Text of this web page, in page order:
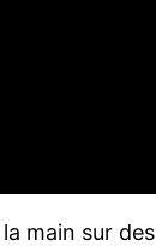
main sur